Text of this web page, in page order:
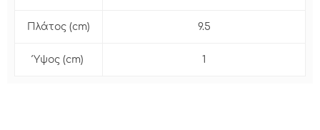
Πλάτος (cm) 9.5
Ύψος (cm) 1